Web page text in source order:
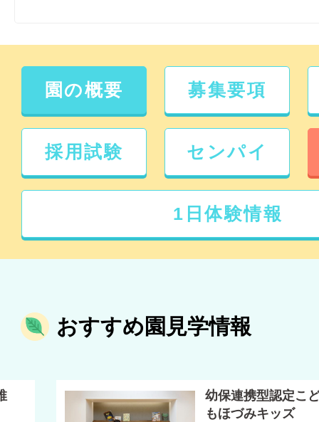
園の概要 募集要項
採用試験 センパイ
1日体験情報
おすすめ園見学情報
幼保連携型認定こ
もほづみキッズ